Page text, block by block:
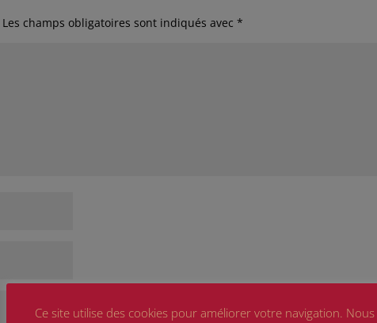
Les champs obligatoires sont indiqués avec*
Ce site utilise des cookies pour améliorer votre navigation. Nous